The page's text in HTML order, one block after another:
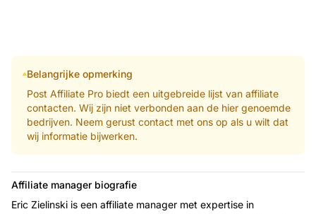
Belangrijke opmerking
Post Affiliate Pro biedt een uitgebreide lijst van affiliate
contacten. Wij zijn niet verbonden aan de hier genoemde
bedrijven. Neem gerust contact met ons op als u wilt dat
wij informatie bijwerken.
Affiliate manager biografie
Eric Zielinski is een affiliate manager met expertise in